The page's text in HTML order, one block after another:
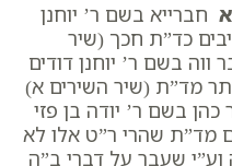
חברייא בשם ר’ יוחנן
כד”ת חכך (שיר
ווה בשם ר’ יוחנן דודים
מד”ת (שיר השירים א)
כהן בשם ר’ יודה בן פזי
מד”ת שהרי ר”ט אלו לא
שעבר על דברי ב”ה